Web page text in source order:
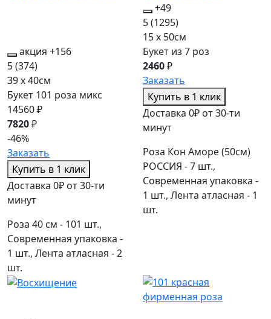
акция +156
5(374)
39 x 40см
Букет 101 роза микс
14560 ₽
7820₽
-46%
Заказать
Купить в 1 клик
Доставка 0₽ от 30-ти
минут
Роза 40 см - 101 шт.,
Современная упаковка -
1 шт., Лента атласная - 2
шт.
+49
5(1295)
15 x 50см
Букет из 7 роз
2460₽
Заказать
Купить в 1 клик
Доставка 0₽ от 30-ти
минут
Роза Кон Аморе (50см)
РОССИЯ - 7 шт.,
Современная упаковка -
1 шт., Лента атласная - 1
шт.